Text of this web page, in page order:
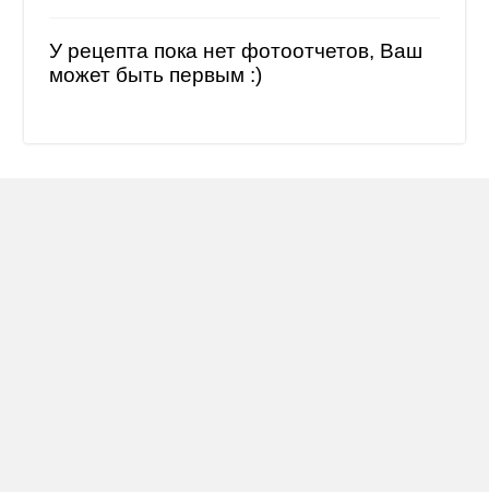
У рецепта пока нет фотоотчетов, Ваш
может быть первым :)